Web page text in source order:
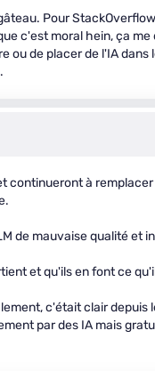
Pour
c'est moral hein, ça
ou de placer de l'IA
continueront à
de mauvaise qualité et
et qu'ils en font ce
c'était clair depuis
par des IA mais